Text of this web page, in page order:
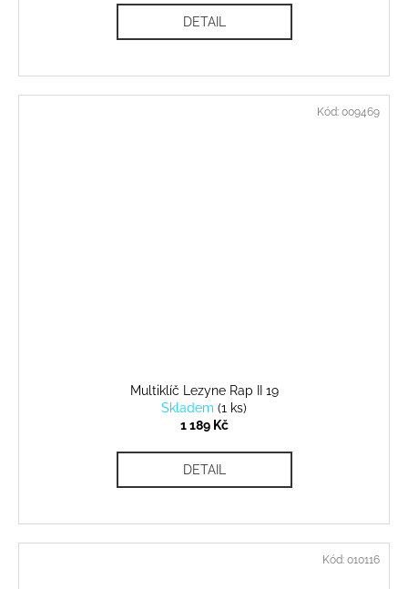
DETAIL
Multiklíč Lezyne Rap II 19
Skladem (1 ks)
1 189 Kč
DETAIL
Kód: 009469
Kód: 010116